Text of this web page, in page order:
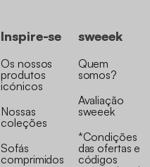
Inspire-se
Os nossos
produtos
icónicos
Nossas
coleções
Sofás
comprimidos
sweeek
Quem
somos?
Avaliação
sweeek
*Condições
das ofertas e
códigos